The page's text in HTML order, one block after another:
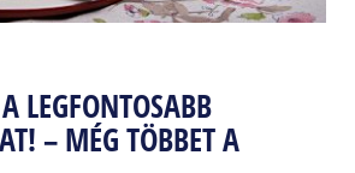
LEGFONTOSABB
– MÉG TÖBBET A